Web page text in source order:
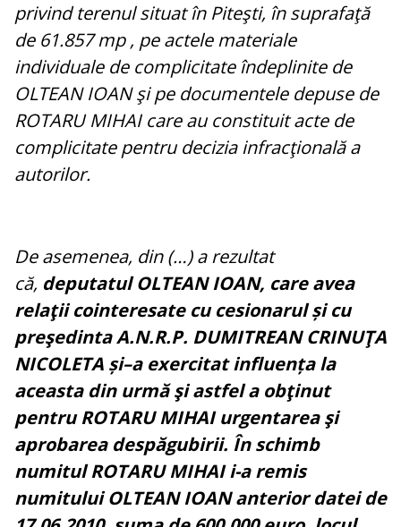
privind terenul situat în Piteşti, în suprafaţă
de 61.857 mp , pe actele materiale
individuale de complicitate îndeplinite de
OLTEAN IOAN şi pe documentele depuse de
ROTARU MIHAI care au constituit acte de
complicitate pentru decizia infracţională a
autorilor.
De asemenea, din (…) a rezultat
că, deputatul OLTEAN IOAN, care avea
relaţii cointeresate cu cesionarul și cu
preşedinta A.N.R.P. DUMITREAN CRINUŢA
NICOLETA și–a exercitat influența la
aceasta din urmă şi astfel a obţinut
pentru ROTARU MIHAI urgentarea şi
aprobarea despăgubirii. În schimb
numitul ROTARU MIHAI i-a remis
numitului OLTEAN IOAN anterior datei de